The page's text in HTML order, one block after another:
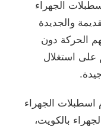
الجهراء
والجديدة
الحركة دون
على استغلال
اسطبلات الجهراء
بالكويت،